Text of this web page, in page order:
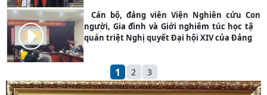
PHOTO
Cán bộ, đảng viên Viện Nghiên cứu Con
người, Gia đình và Giới nghiêm túc học tập,
quán triệt Nghị quyết Đại hội XIV của Đảng
1 2 3